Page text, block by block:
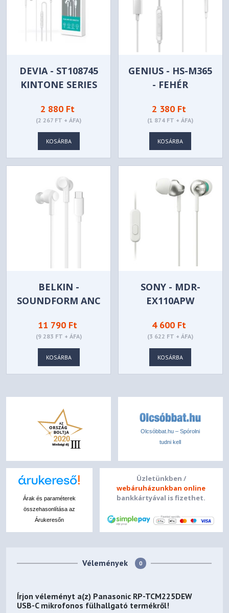
DEVIA - ST108745
KINTONE SERIES
2 880 Ft
(2 267 FT + ÁFA)
KOSÁRBA
GENIUS - HS-M365
- FEHÉR
2 380 Ft
(1 874 FT + ÁFA)
KOSÁRBA
BELKIN -
SOUNDFORM ANC
FÜLHALLGATÓK
(USB-C) -
G3H0003HQWH
11 790 Ft
(9 283 FT + ÁFA)
KOSÁRBA
SONY - MDR-
EX110APW
4 600 Ft
(3 622 FT + ÁFA)
KOSÁRBA
Olcsóbbat.hu – Spórolni
tudni kell
Árak és paraméterek
összehasonlítása az
Árukeresőn
Üzletünkben /
webáruházunkban online
bankkártyával is fizethet.
Vélemények 0
Írjon véleményt a(z) Panasonic RP-TCM225DEW
USB-C mikrofonos fülhallgató termékről!